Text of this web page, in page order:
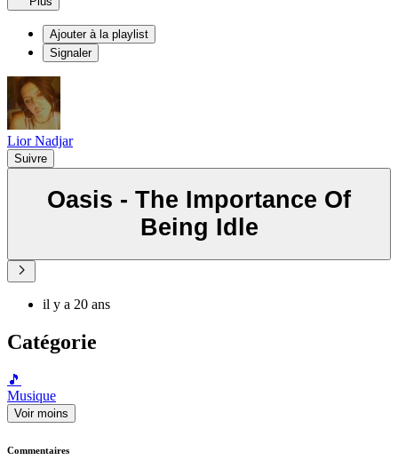
Ajouter à la playlist
Signaler
Lior Nadjar
Suivre
Oasis - The Importance Of
Being Idle
il y a 20 ans
Catégorie
🎵
Musique
Voir moins
Commentaires